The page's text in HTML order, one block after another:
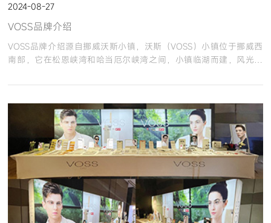
2024-08-27
VOSS品牌介绍
VOSS品牌介绍源自挪威沃斯小镇，沃斯（VOSS）小镇位于挪威西
南部，它在松恩峡湾和哈当厄尔峡湾之间，小镇临湖而建，风光绮
眼镜品牌，融合功